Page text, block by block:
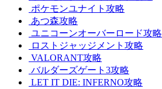
ポケモンユナイト攻略
あつ森攻略
ユニコーンオーバーロード攻略
ロストジャッジメント攻略
VALORANT攻略
バルダーズゲート3攻略
LET IT DIE: INFERNO攻略